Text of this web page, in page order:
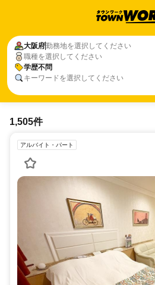
大阪府勤務地を選択してください
職種を選択してください
学歴不問
キーワードを選択してください
1,505件
アルバイト・パート